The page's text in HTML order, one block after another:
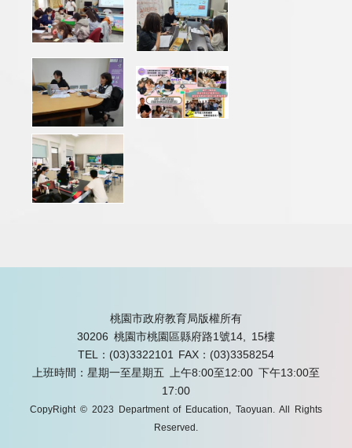
桃園市政府教育局版權所有
30206 桃園市桃園區縣府路1號14, 15樓
TEL：(03)3322101
FAX：(03)3358254
上班時間：星期一至星期五 上午8:00至12:00 下午13:00至
17:00
CopyRight © 2023 Department of Education, Taoyuan. All Rights
Reserved.